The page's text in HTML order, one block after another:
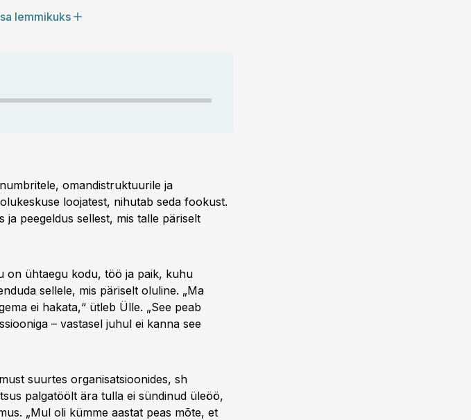
lemmikuks
omandistruktuurile ja
loojatest, nihutab seda fookust.
ja peegeldus sellest, mis talle päriselt
on ühtaegu kodu, töö ja paik, kuhu
sellele, mis päriselt oluline. „Ma
ei hakata,“ ütleb Ülle. „See peab
– vastasel juhul ei kanna see
suurtes organisatsioonides, sh
palgatöölt ära tulla ei sündinud üleöö,
„Mul oli kümme aastat peas mõte, et